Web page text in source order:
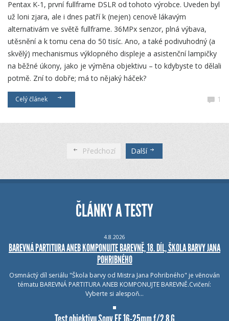
Pentax K-1, první fullframe DSLR od tohoto výrobce. Uveden byl
už loni zjara, ale i dnes patří k (nejen) cenově lákavým
alternativám ve světě fullframe. 36MPx senzor, plná výbava,
utěsnění a k tomu cena do 50 tisíc. Ano, a také podivuhodný (a
skvělý) mechanismus výklopného displeje a asistenční lampičky
na běžné úkony, jako je výměna objektivu – to kdybyste to dělali
potmě. Zní to dobře; má to nějaký háček?
Celý článek 1
Předchozí Další
ČLÁNKY A TESTY
4.8.2026
BAREVNÁ PARTITURA ANEB KOMPONUJTE BAREVNĚ, 18. DÍL, ŠKOLA BARVY JANA
POHRIBNÉHO
Osmnáctý díl seriálu "Škola barvy od Mistra Jana Pohribného" je věnován
tématu BAREVNÁ PARTITURA ANEB KOMPONUJTE BAREVNĚ.Cvičení:
Vyberte si alespoň…